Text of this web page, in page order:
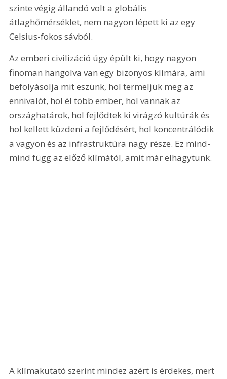
szinte végig állandó volt a globális
átlaghőmérséklet, nem nagyon lépett ki az egy
Celsius-fokos sávból.
Az emberi civilizáció úgy épült ki, hogy nagyon
finoman hangolva van egy bizonyos klímára, ami
befolyásolja mit eszünk, hol termeljük meg az
ennivalót, hol él több ember, hol vannak az
országhatárok, hol fejlődtek ki virágzó kultúrák és
hol kellett küzdeni a fejlődésért, hol koncentrálódik
a vagyon és az infrastruktúra nagy része. Ez mind-
mind függ az előző klímától, amit már elhagytunk.
A klímakutató szerint mindez azért is érdekes, mert